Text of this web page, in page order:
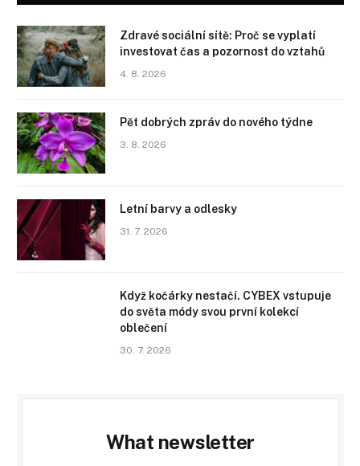
Zdravé sociální sítě: Proč se vyplatí
investovat čas a pozornost do vztahů
4. 8. 2026
Pět dobrých zpráv do nového týdne
3. 8. 2026
Letní barvy a odlesky
31. 7. 2026
Když kočárky nestačí. CYBEX vstupuje
do světa módy svou první kolekcí
oblečení
30. 7. 2026
What newsletter